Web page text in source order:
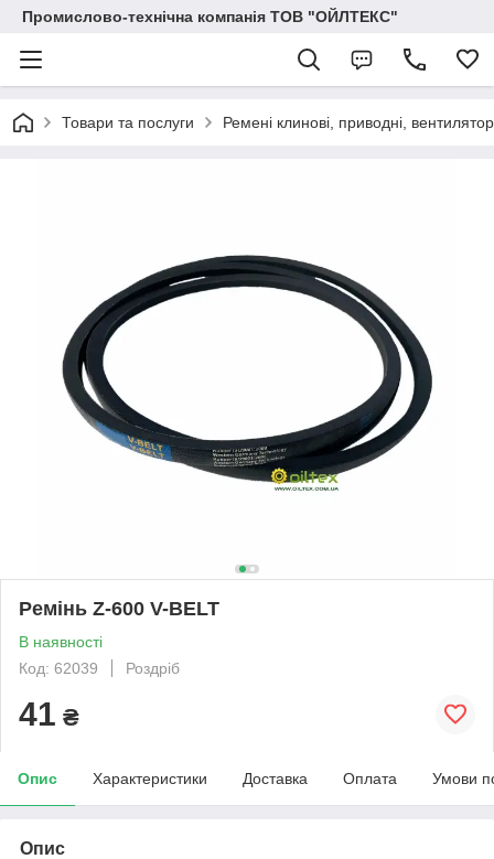
Промислово-технічна компанія ТОВ "ОЙЛТЕКС"
Товари та послуги Ремені клинові, приводні,
Ремінь Z-600 V-BELT
В наявності
Код: 62039
Роздріб
41 ₴
Опис Характеристики Доставка Оплата Умови
Опис